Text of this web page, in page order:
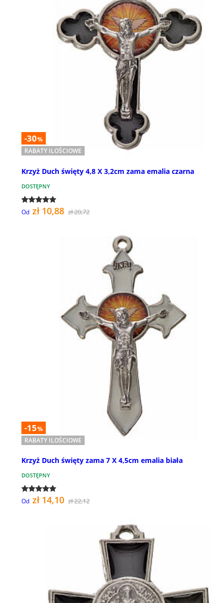
-30%
RABATY ILOŚCIOWE
Krzyż Duch święty 4,8 X 3,2cm zama emalia czarna
DOSTĘPNY
Od zł 10,88 zł 20,72
-15%
RABATY ILOŚCIOWE
Krzyż Duch święty zama 7 X 4,5cm emalia biała
DOSTĘPNY
Od zł 14,10 zł 22,12